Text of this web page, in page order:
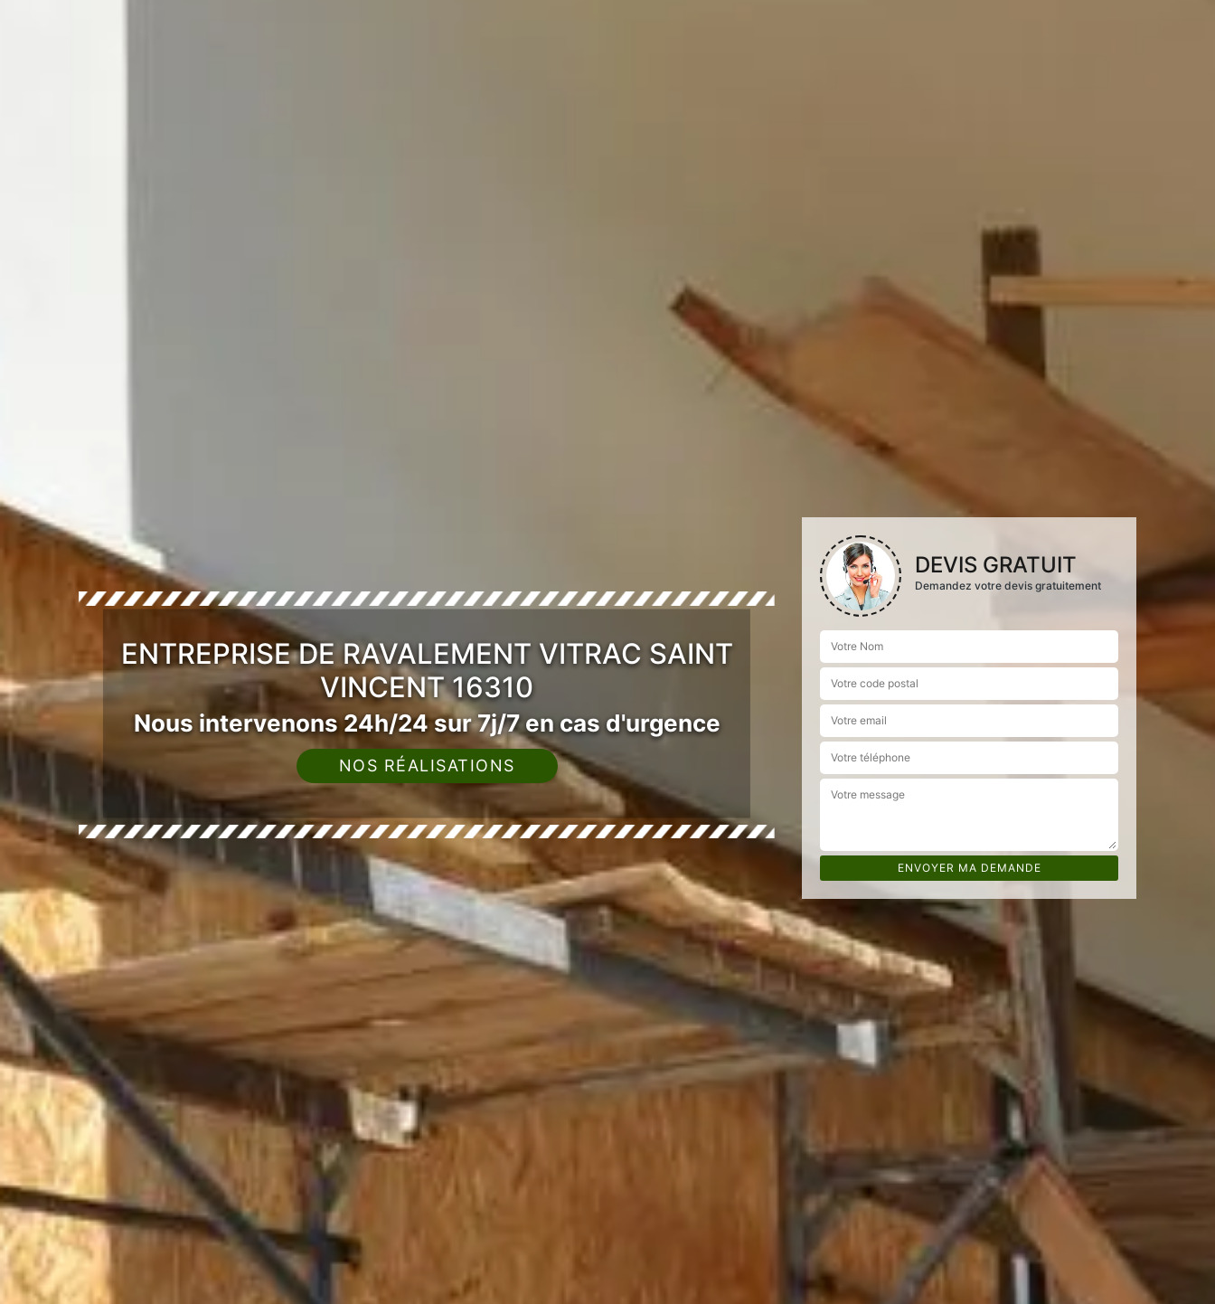
ENTREPRISE DE RAVALEMENT VITRAC SAINT
VINCENT 16310
Nous intervenons 24h/24 sur 7j/7 en cas d'urgence
NOS RÉALISATIONS
DEVIS GRATUIT
Demandez votre devis gratuitement